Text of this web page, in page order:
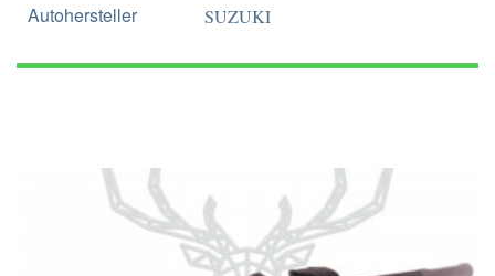
Autohersteller SUZUKI